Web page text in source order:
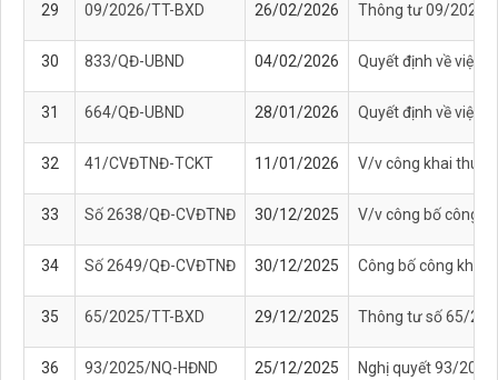
29 09/2026/TT-BXD 26/02/2026 Thông tư 09/2026/
30 833/QĐ-UBND 04/02/2026 Quyết định về việc
31 664/QĐ-UBND 28/01/2026 Quyết định về việc
32 41/CVĐTNĐ-TCKT 11/01/2026 V/v công khai
33 Số 2638/QĐ-CVĐTNĐ 30/12/2025 V/v công bố công
34 Số 2649/QĐ-CVĐTNĐ 30/12/2025 Công bố công khai
35 65/2025/TT-BXD 29/12/2025 Thông tư số 65/
36 93/2025/NQ-HĐND 25/12/2025 Nghị quyết 93/